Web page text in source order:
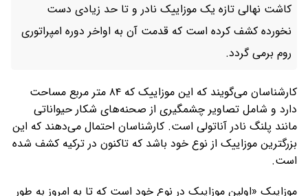
کاشت نهالی تازه یک موزاییک نادر و تا حد زیادی دست
نخورده کشف کرده است که قدمت آن به اواخر دوره امپراتوری
روم برمی گردد.
کارشناسان می‌گویند که این موزاییک که ۸۴ متر مربع مساحت
دارد و شامل تصاویر چشمگیری از صحنه‌های شکار حیواناتی
مانند پلنگ نادر آناتولی است. کارشناسان احتمال می‌دهند که این
بزرگترین موزاییک از نوع خود باشد که تاکنون در ترکیه کشف شده
است.
موزاییک «اولین موزاییک در نوع خود است که تا به امروز به طور